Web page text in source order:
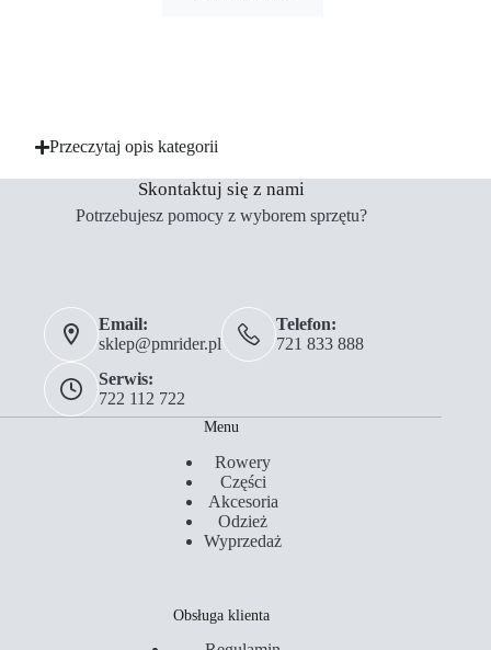
Przeczytaj opis kategorii
Skontaktuj się z nami
Potrzebujesz pomocy z wyborem sprzętu?
Email:
sklep@pmrider.pl
Telefon:
721 833 888
Serwis:
722 112 722
Menu
Rowery
Części
Akcesoria
Odzież
Wyprzedaż
Obsługa klienta